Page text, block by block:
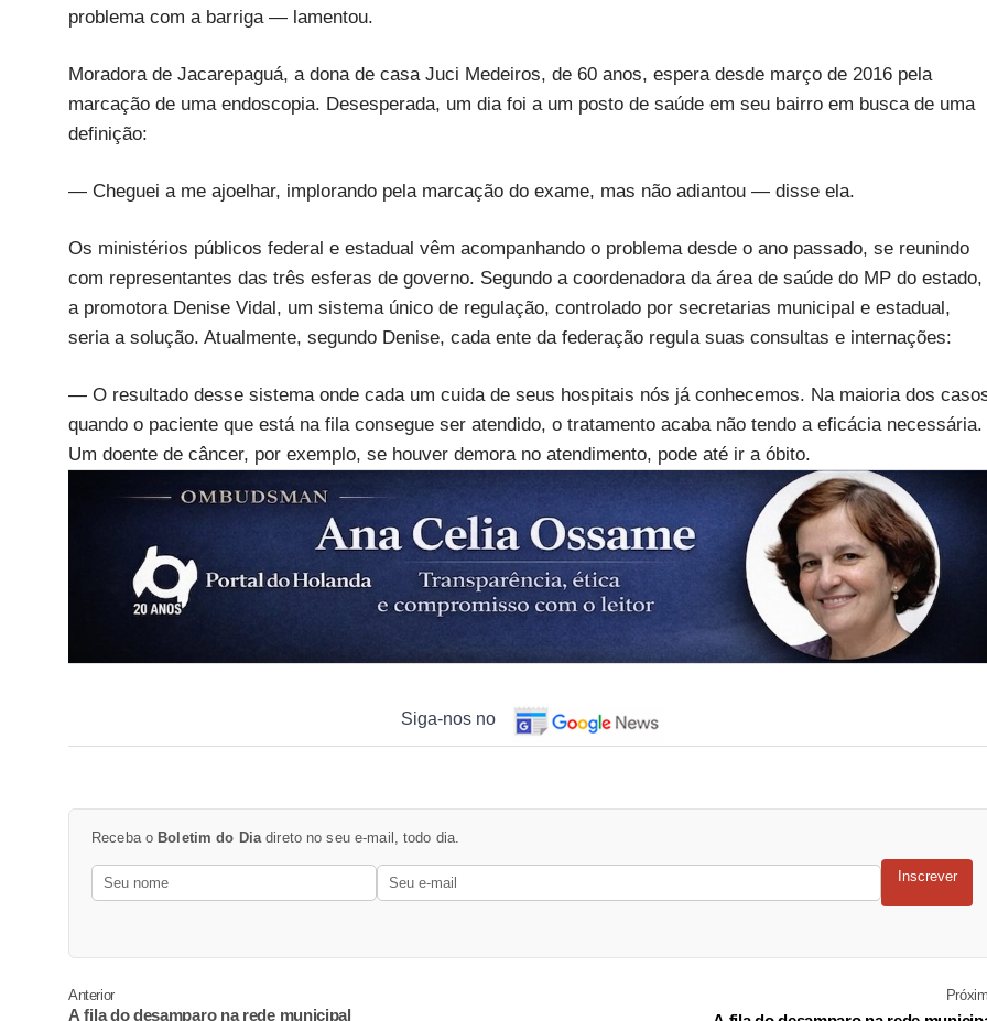
problema com a barriga — lamentou.
Moradora de Jacarepaguá, a dona de casa Juci Medeiros, de 60 anos, espera desde março de 2016 pela
marcação de uma endoscopia. Desesperada, um dia foi a um posto de saúde em seu bairro em busca de uma
definição:
— Cheguei a me ajoelhar, implorando pela marcação do exame, mas não adiantou — disse ela.
Os ministérios públicos federal e estadual vêm acompanhando o problema desde o ano passado, se reunindo
com representantes das três esferas de governo. Segundo a coordenadora da área de saúde do MP do estado,
a promotora Denise Vidal, um sistema único de regulação, controlado por secretarias municipal e estadual,
seria a solução. Atualmente, segundo Denise, cada ente da federação regula suas consultas e internações:
— O resultado desse sistema onde cada um cuida de seus hospitais nós já conhecemos. Na maioria dos
quando o paciente que está na fila consegue ser atendido, o tratamento acaba não tendo a eficácia necessária.
Um doente de câncer, por exemplo, se houver demora no atendimento, pode até ir a óbito.
Siga-nos no
Receba o Boletim do Diadireto no seu e-mail, todo dia.
Inscrever
Anterior
A fila do desamparo na rede municipal